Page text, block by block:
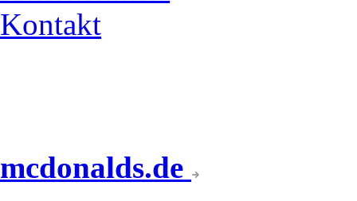
Kontakt
mcdonalds.de